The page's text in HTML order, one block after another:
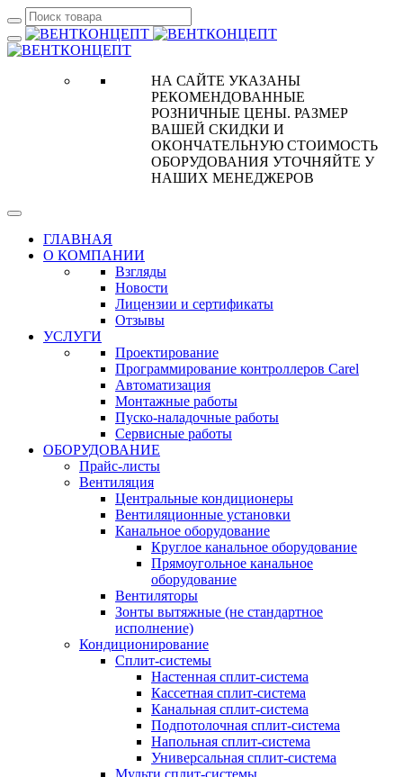
НА САЙТЕ УКАЗАНЫ
РЕКОМЕНДОВАННЫЕ
РОЗНИЧНЫЕ ЦЕНЫ. РАЗМЕР
ВАШЕЙ СКИДКИ И
ОКОНЧАТЕЛЬНУЮ СТОИМОСТЬ
ОБОРУДОВАНИЯ УТОЧНЯЙТЕ У
НАШИХ МЕНЕДЖЕРОВ
ГЛАВНАЯ
О КОМПАНИИ
Взгляды
Новости
Лицензии и сертификаты
Отзывы
УСЛУГИ
Проектирование
Программирование контроллеров Carel
Автоматизация
Монтажные работы
Пуско-наладочные работы
Сервисные работы
ОБОРУДОВАНИЕ
Прайс-листы
Вентиляция
Центральные кондиционеры
Вентиляционные установки
Канальное оборудование
Круглое канальное оборудование
Прямоугольное канальное
оборудование
Вентиляторы
Зонты вытяжные (не стандартное
исполнение)
Кондиционирование
Сплит-системы
Настенная сплит-система
Кассетная сплит-система
Канальная сплит-система
Подпотолочная сплит-система
Напольная сплит-система
Универсальная сплит-система
Мульти сплит-системы